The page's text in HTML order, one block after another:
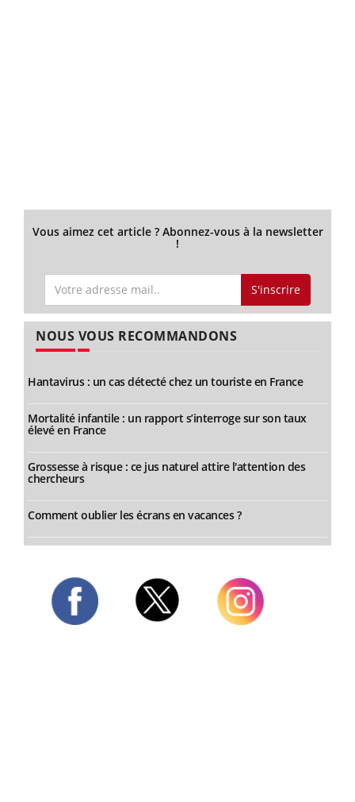
Vous aimez cet article ? Abonnez-vous à la newsletter
!
S'inscrire
NOUS VOUS RECOMMANDONS
Hantavirus : un cas détecté chez un touriste en France
Mortalité infantile : un rapport s’interroge sur son taux
élevé en France
Grossesse à risque : ce jus naturel attire l'attention des
chercheurs
Comment oublier les écrans en vacances ?